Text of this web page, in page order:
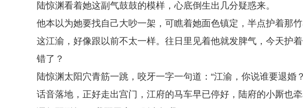
陆惊渊看着她这副气鼓鼓的模样，心底倒生出几分疑惑来。
他本以为她要找自己大吵一架，可瞧着她面色镇定，半点护着那
这江渝，好像跟以前不太一样。往日里见着他就发脾气，今天
错了？
陆惊渊太阳穴青筋一跳，咬牙一字一句道：“江渝，你说谁要退婚
话音落地，正好走出宫门，江府的马车早已停好，陆府的小厮也